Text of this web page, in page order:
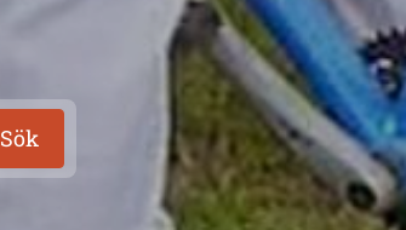
Sök